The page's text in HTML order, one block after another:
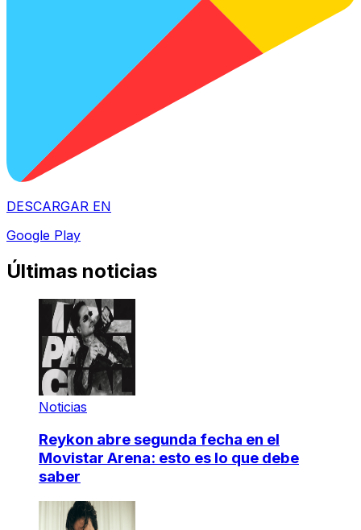
DESCARGAR EN
Google Play
Últimas noticias
Noticias
Reykon abre segunda fecha en el
Movistar Arena: esto es lo que debe
saber